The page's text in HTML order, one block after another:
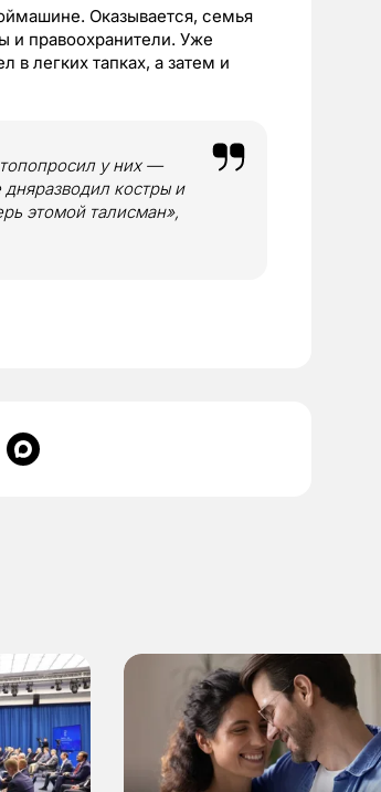
Оказывается, семья
и правоохранители. Уже
легких тапках, а затем и
у них —
дняразводил костры и
этомой талисман»,